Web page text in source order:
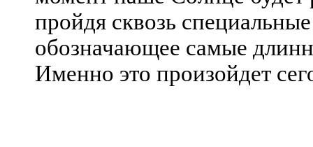
пройдя сквозь
обозначающее самые
Именно это произойдет